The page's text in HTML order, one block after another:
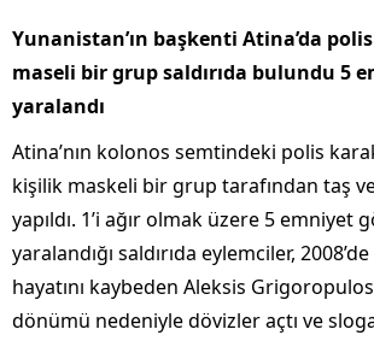
Yunanistan’ın başkenti Atina’da
maseli bir grup saldırıda bulundu 5
yaralandı
Atina’nın kolonos semtindeki polis
kişilik maskeli bir grup tarafından taş
yapıldı. 1’i ağır olmak üzere 5 emniyet
yaralandığı saldırıda eylemciler,
hayatını kaybeden Aleksis
dönümü nedeniyle dövizler açtı ve